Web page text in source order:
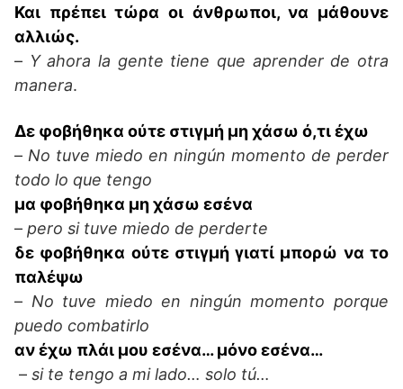
Και πρέπει τώρα οι άνθρωποι, να μάθουνε
αλλιώς.
– Y ahora la gente tiene que aprender de otra
manera.
Δε φοβήθηκα ούτε στιγμή μη χάσω ό,τι έχω
– No tuve miedo en ningún momento de perder
todo lo que tengo
μα φοβήθηκα μη χάσω εσένα
– pero si tuve miedo de perderte
δε φοβήθηκα ούτε στιγμή γιατί μπορώ να το
παλέψω
– No tuve miedo en ningún momento porque
puedo combatirlo
αν έχω πλάι μου εσένα… μόνο εσένα…
– si te tengo a mi lado… solo tú…